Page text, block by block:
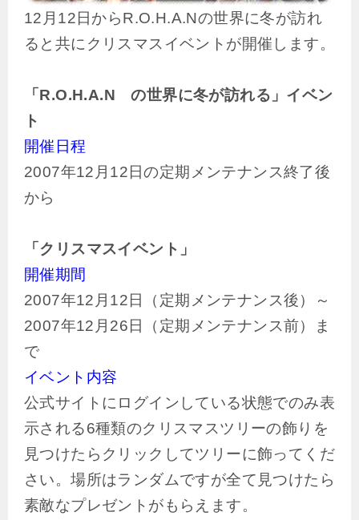
12月12日からR.O.H.A.Nの世界に冬が訪れ
ると共にクリスマスイベントが開催します。
「R.O.H.A.N の世界に冬が訪れる」イベン
ト
開催日程
2007年12月12日の定期メンテナンス終了後
から
「クリスマスイベント」
開催期間
2007年12月12日（定期メンテナンス後）～
2007年12月26日（定期メンテナンス前）ま
で
イベント内容
公式サイトにログインしている状態でのみ表
示される6種類のクリスマスツリーの飾りを
見つけたらクリックしてツリーに飾ってくだ
さい。場所はランダムですが全て見つけたら
素敵なプレゼントがもらえます。